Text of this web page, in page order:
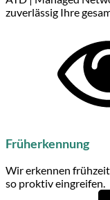
zuverlässig Ihre
Früherkennung
Wir erkennen
so proktiv eingreifen.